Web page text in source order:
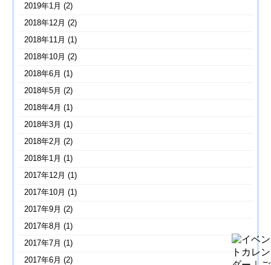
2019年1月 (2)
2018年12月 (2)
2018年11月 (1)
2018年10月 (2)
2018年6月 (1)
2018年5月 (2)
2018年4月 (1)
2018年3月 (1)
2018年2月 (2)
2018年1月 (1)
2017年12月 (1)
2017年10月 (1)
2017年9月 (2)
2017年8月 (1)
2017年7月 (1)
2017年6月 (2)